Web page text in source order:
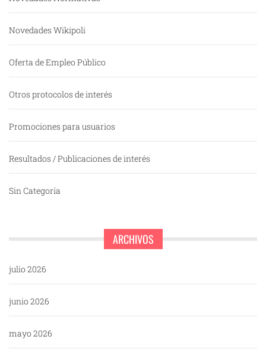
Novedades Wikipoli
Oferta de Empleo Público
Otros protocolos de interés
Promociones para usuarios
Resultados / Publicaciones de interés
Sin Categoría
ARCHIVOS
julio 2026
junio 2026
mayo 2026